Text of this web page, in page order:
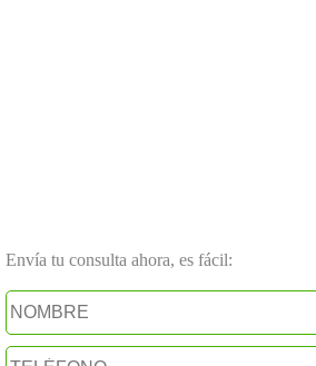
Envía tu consulta ahora, es fácil: